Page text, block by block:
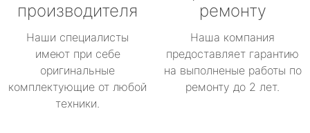
производителя
Наши специалисты
имеют при себе
оригинальные
комплектующие от любой
техники.
ремонту
Наша компания
предоставляет гарантию
на выполненые работы по
ремонту до 2 лет.